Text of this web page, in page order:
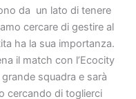
da un lato di tenere
cercare di gestire al
ha la sua importanza.
il match con l’Ecocity
squadra e sarà
cercando di toglierci